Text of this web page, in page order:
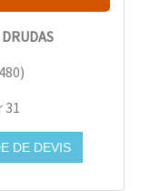
)
31
DE DEVIS